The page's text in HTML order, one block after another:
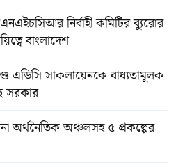
নির্বাহী কমিটির ব্যুরোর
বাংলাদেশ
এডিসি সাকলায়েনকে বাধ্যতামূলক
সরকার
অর্থনৈতিক অঞ্চলসহ ৫ প্রকল্পের